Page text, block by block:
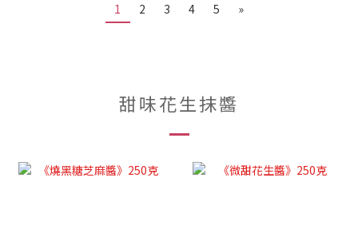
1 2 3 4 5 »
甜味花生抹醬